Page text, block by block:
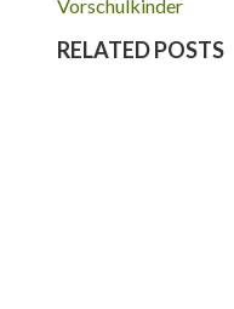
Vorschulkinder
RELATED POSTS